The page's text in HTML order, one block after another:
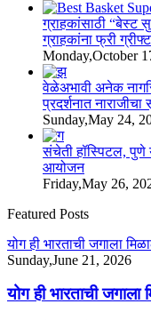
ग्राहकांसाठी “बेस्ट
ग्राहकांना फ्री ग्रीफ्ट
Monday,October
वेळेअभावी अनेक
प्रदर्शनात नाराजीचा
Sunday,May 24,
संचेती हॉस्पिटल, पुणे
आयोजन
Friday,May 26,
Featured Posts
योग ही भारताची जगाला
Sunday,June 21, 2026
योग ही भारताची